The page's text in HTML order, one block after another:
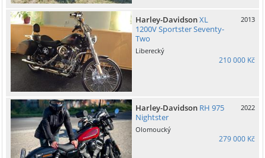
Harley-DavidsonXL
1200V Sportster Seventy-
Two
2013
Liberecký
210 000 Kč
Harley-Davidson RH 975
Nightster
2022
Olomoucký
279 000 Kč